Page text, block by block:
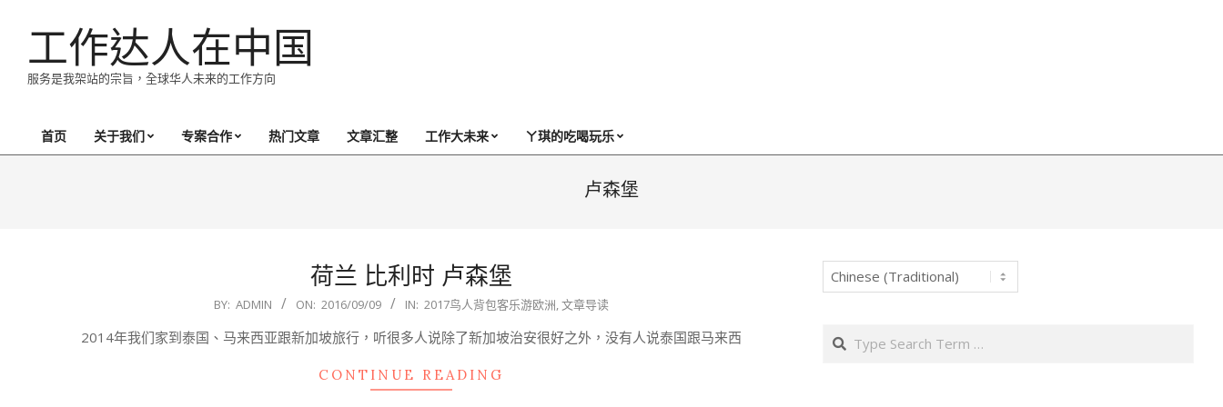
工作达人在中国
服务是我架站的宗旨，全球华人未来的工作方向
Primary
首页 关于我们 专案合作 热门文章 文章汇整 工作大未来 ㄚ琪的吃喝玩乐
卢森堡
荷兰 比利时 卢森堡
BY: ADMIN ON: 2016/09/09 IN: 2017鸟人背包客乐游欧洲,文章导读
2014年我们家到泰国、马来西亚跟新加坡旅行，听很多人说除了新加坡治安很好之外，没有人说泰国跟马来西
CONTINUE READING
Search